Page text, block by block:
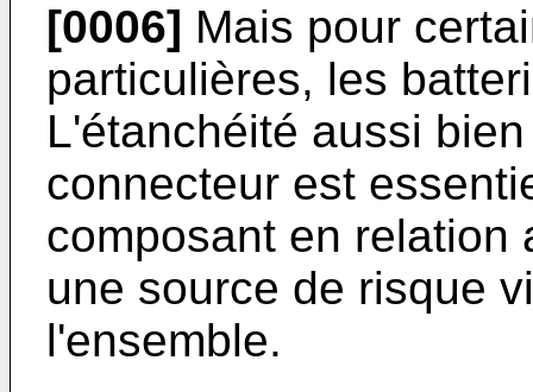
[0006] Mais pour
particulières, les
L'étanchéité aussi
connecteur est
composant en relation
une source de risque
l'ensemble.